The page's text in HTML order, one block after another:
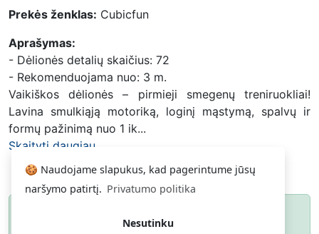
🍪 Naudojame slapukus, kad pagerintume jūsų
naršymo patirtį. Privatumo politika
Nesutinku
Prekės ženklas: Cubicfun
Aprašymas:
- Dėlionės detalių skaičius: 72
- Rekomenduojama nuo: 3 m.
Vaikiškos dėlionės – pirmieji smegenų treniruokliai!
Lavina smulkiąją motoriką, loginį mąstymą, spalvų ir
formų pažinimą nuo 1 ik...
Skaityti daugiau...
daiktas atsiras.